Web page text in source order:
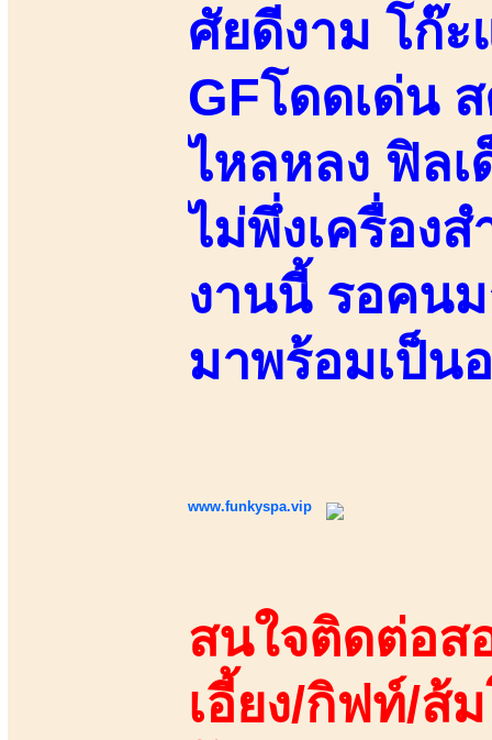
ศัยดีงาม โก๊
GFโดดเด่น
ไหลหลง ฟิล
ไม่พึ่งเครื่อง
งานนี้ รอคน
มาพร้อมเป็น
www.funkyspa.vip
สนใจติดต่อส
เอี้ยง/กิฟท์/ส้